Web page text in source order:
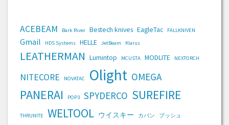
ACEBEAM Bark River Bestech knives EagleTac FALLKNIVEN
Gmail HDS Systems HELLE JetBeam Klarus
LEATHERMAN Lumintop MCUSTA MODLITE NEXTORCH
NITECORE NOVATAC Olight OMEGA
PANERAI POP3 SPYDERCO SUREFIRE
THRUNITE WELTOOL ウイスキー カバン プッシュ